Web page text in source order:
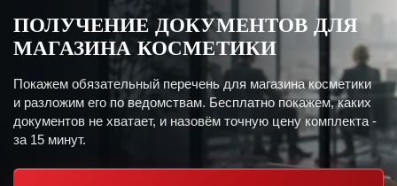
ПОЛУЧЕНИЕ ДОКУМЕНТОВ ДЛЯ
МАГАЗИНА КОСМЕТИКИ
Покажем обязательный перечень для магазина косметики
и разложим его по ведомствам. Бесплатно покажем, каких
документов не хватает, и назовём точную цену комплекта -
за 15 минут.